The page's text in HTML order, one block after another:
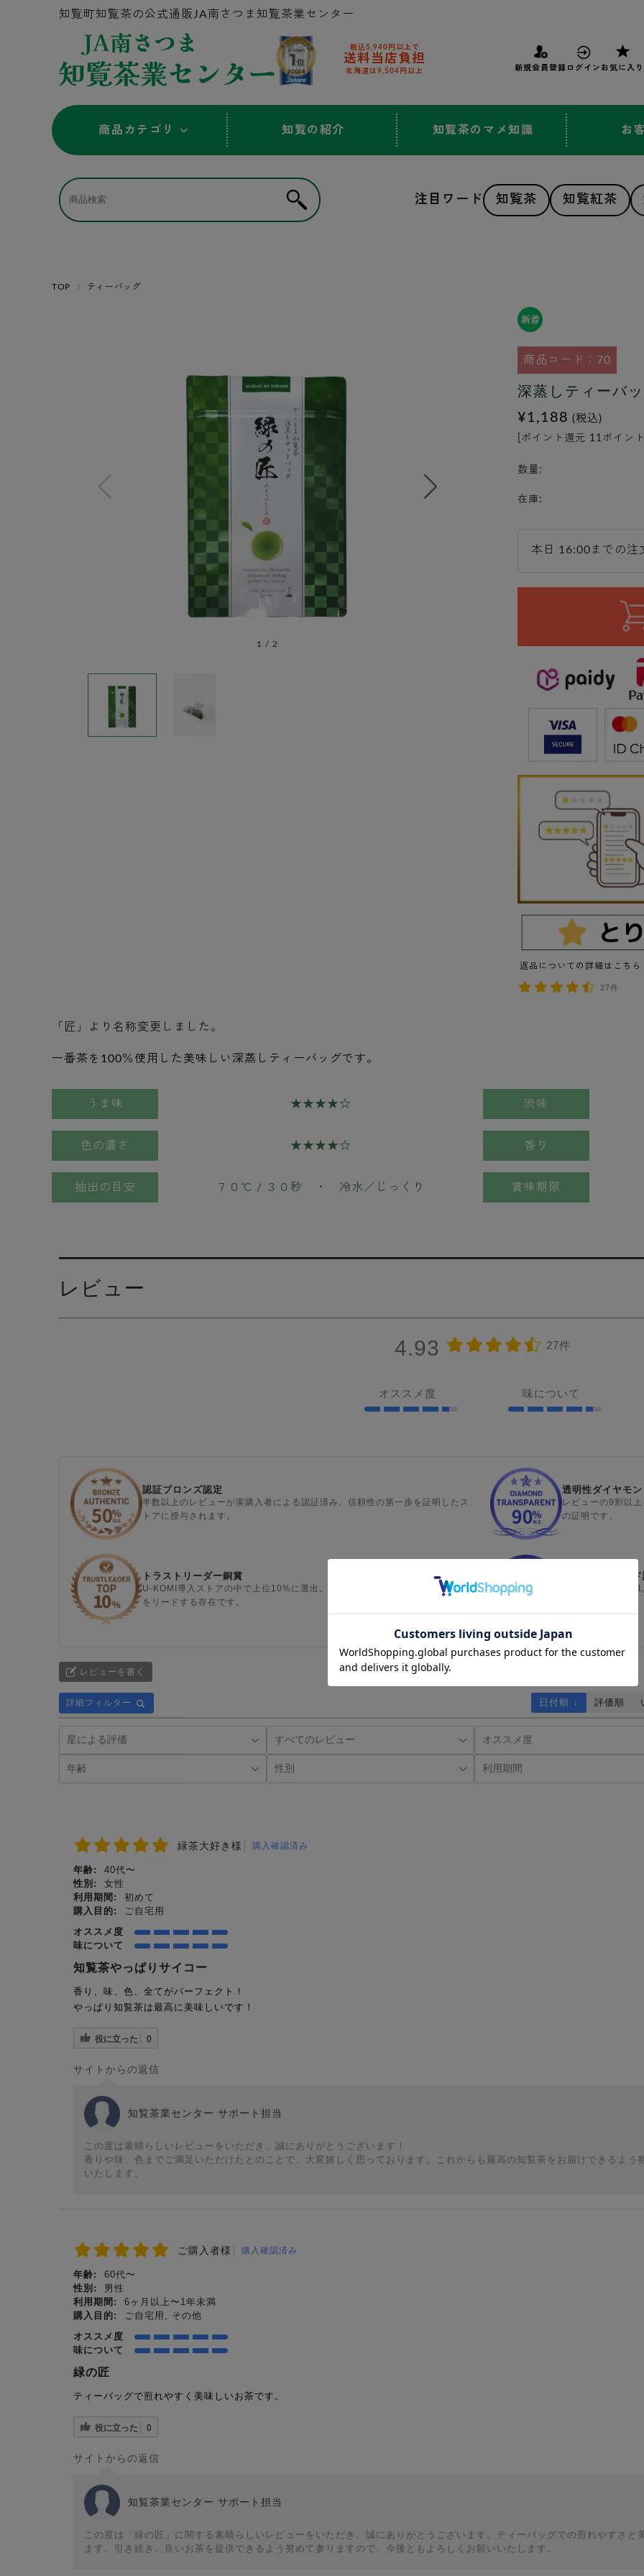
知覧町知覧茶の公式通販JA南さつま知覧茶業センター
税込5,940円以上で
送料当店負担
北海道は9,504円以上 新規会員登録 ログインお気に入り
商品カテゴリ 知覧の紹介 知覧茶のマメ知識 お
注目ワード 知覧茶 知覧紅茶
TOP ティーバッグ
1 / 2
商品コード：70
深蒸しティーバ
¥1,188 (税込)
[ポイント還元 11ポイント
数量:
在庫:
本日 16:00までの注
返品についての詳細はこちら
27件
「匠」より名称変更しました。
一番茶を100％使用した美味しい深蒸しティーバッグです。
うま味 ★★★★☆ 渋味
色の濃さ ★★★★☆ 香り
抽出の目安 ７０℃ / ３０秒 ・ 冷水／じっくり 賞味期限
レビュー
4.93 27件
オススメ度 味について
認証ブロンズ認定
半数以上のレビューが実購入者による認証済み。信頼性の第一歩を証明したス
トアに授与されます。
透明性ダイヤモン
レビューの9割以
の証明です。
トラストリーダー銅賞
U-KOMI導入ストアの中で上位10%に選出。認証済みレビューの公開数で業界
をリードする存在です。
実績ダイヤモン
認証済みレビュ
レビューを書く
詳細フィルター 日付順 ↓ 評価順
緑茶大好き様 購入確認済み
年齢:
40代〜
性別:
女性
利用期間:
初めて
購入目的:
ご自宅用
オススメ度
味について
知覧茶やっぱりサイコー
香り、味、色、全てがパーフェクト！
やっぱり知覧茶は最高に美味しいです！
役に立った 0
サイトからの返信
知覧茶業センター サポート担当
この度は素晴らしいレビューをいただき、誠にありがとうございます！
香りや味、色までご満足いただけたとのことで、大変嬉しく思っております。これからも最高の知覧茶をお届けできるよ
いたします。
ご購入者様 購入確認済み
年齢:
60代〜
性別:
男性
利用期間:
6ヶ月以上〜1年未満
購入目的:
ご自宅用, その他
オススメ度
味について
緑の匠
ティーバッグで煎れやすく美味しいお茶です。
役に立った 0
サイトからの返信
知覧茶業センター サポート担当
この度は「緑の匠」に関する素晴らしいレビューをいただき、誠にありがとうございます。ティーバッグでの煎れやすさ
ます。引き続き、良いお茶を提供できるよう努めて参りますので、今後ともよろしくお願いいたします。